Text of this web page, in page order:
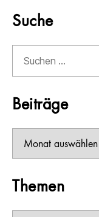
Suche
nach:
Beiträge
Themen